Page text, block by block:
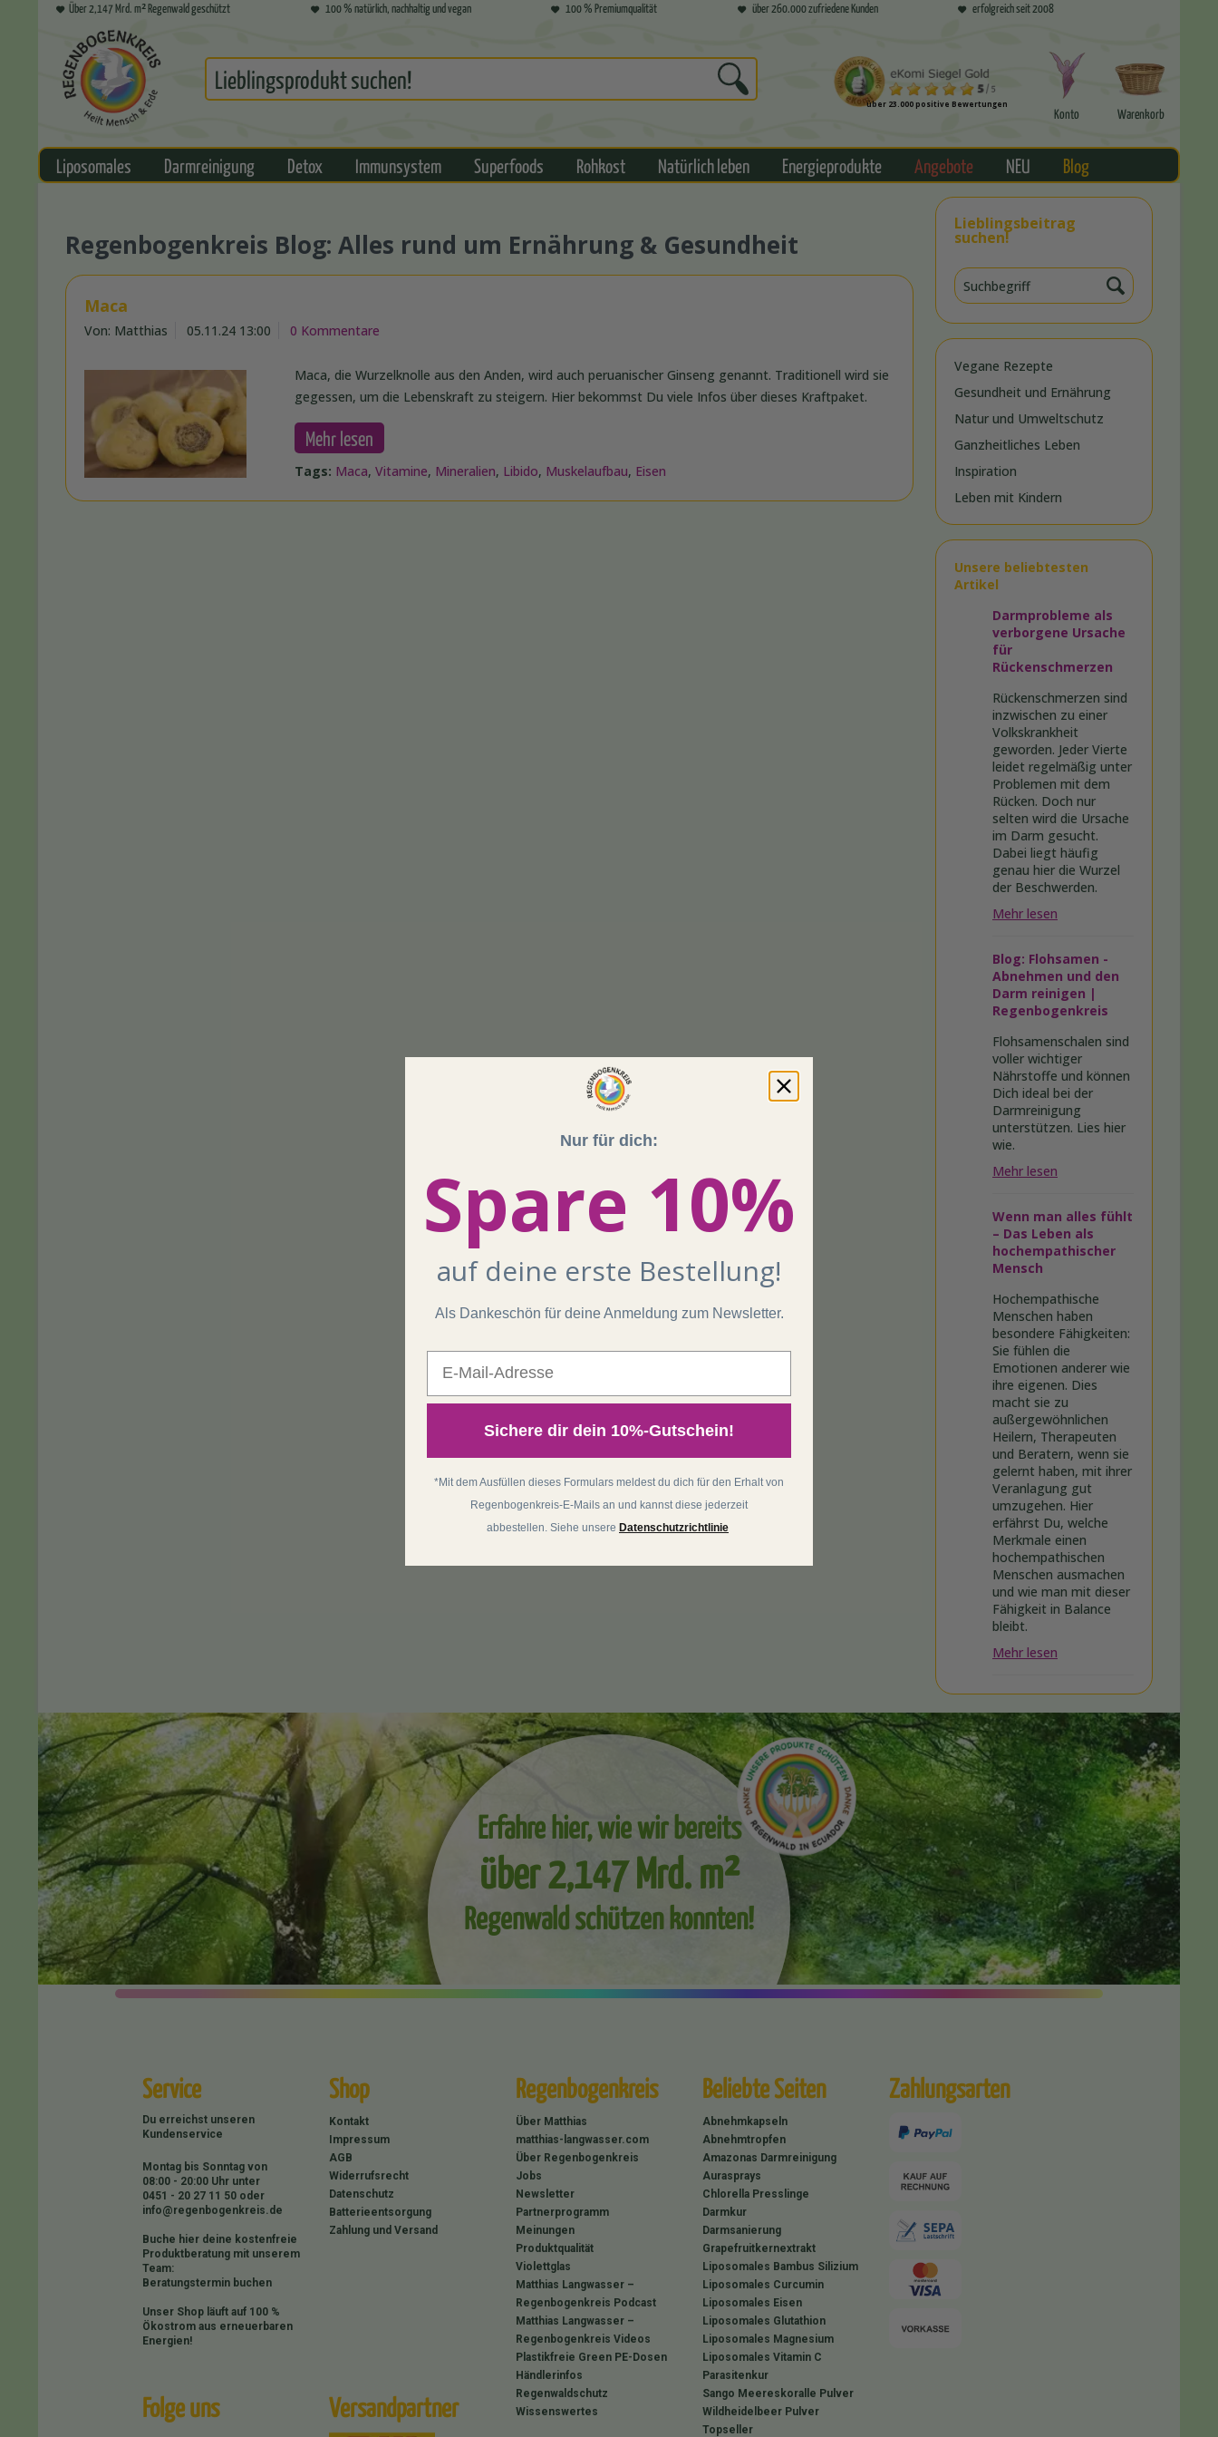
Über 2,147 Mrd. m² Regenwald geschützt 100 % natürlich, nachhaltig und vegan 100 % Premiumqualität über 260.000 zufriedene Kunden erfolgreich seit 2008
über 23.000 positive Bewertungen
Konto Warenkorb
Liposomales Darmreinigung Detox Immunsystem Superfoods Rohkost Natürlich leben Energieprodukte Angebote NEU Blog
Lieblingsbeitrag
suchen!
Vegane Rezepte
Gesundheit und Ernährung
Natur und Umweltschutz
Ganzheitliches Leben
Inspiration
Leben mit Kindern
Unsere beliebtesten
Artikel
Darmprobleme als
verborgene Ursache
für
Rückenschmerzen
Rückenschmerzen sind
inzwischen zu einer
Volkskrankheit
geworden. Jeder Vierte
leidet regelmäßig unter
Problemen mit dem
Rücken. Doch nur
selten wird die Ursache
im Darm gesucht.
Dabei liegt häufig
genau hier die Wurzel
der Beschwerden.
Mehr lesen
Blog: Flohsamen -
Abnehmen und den
Darm reinigen |
Regenbogenkreis
Flohsamenschalen sind
voller wichtiger
Nährstoffe und können
Dich ideal bei der
Darmreinigung
unterstützen. Lies hier
wie.
Mehr lesen
Wenn man alles fühlt
– Das Leben als
hochempathischer
Mensch
Hochempathische
Menschen haben
besondere Fähigkeiten:
Sie fühlen die
Emotionen anderer wie
ihre eigenen. Dies
macht sie zu
außergewöhnlichen
Heilern, Therapeuten
und Beratern, wenn sie
gelernt haben, mit ihrer
Veranlagung gut
umzugehen. Hier
erfährst Du, welche
Merkmale einen
hochempathischen
Menschen ausmachen
und wie man mit dieser
Fähigkeit in Balance
bleibt.
Mehr lesen
Regenbogenkreis Blog: Alles rund um Ernährung & Gesundheit
Maca
Von: Matthias 05.11.24 13:00 0 Kommentare
Maca, die Wurzelknolle aus den Anden, wird auch peruanischer Ginseng genannt. Traditionell wird sie
gegessen, um die Lebenskraft zu steigern. Hier bekommst Du viele Infos über dieses Kraftpaket.
Mehr lesen
Tags: Maca,Vitamine, Mineralien, Libido, Muskelaufbau, Eisen
Erfahre hier, wie wir bereits
über 2,147 Mrd. m²
Regenwald schützen konnten!
Service
Du erreichst unseren
Kundenservice
Montag bis Sonntag von
08:00 - 20:00 Uhr unter
0451 - 20 27 11 50 oder
info@regenbogenkreis.de
Buche hier deine kostenfreie
Produktberatung mit unserem
Team:
Beratungstermin buchen
Unser Shop läuft auf 100 %
Ökostrom aus erneuerbaren
Energien!
Shop
Kontakt
Impressum
AGB
Widerrufsrecht
Datenschutz
Batterieentsorgung
Zahlung und Versand
Regenbogenkreis
Über Matthias
matthias-langwasser.com
Über Regenbogenkreis
Jobs
Newsletter
Partnerprogramm
Meinungen
Produktqualität
Violettglas
Matthias Langwasser –
Regenbogenkreis Podcast
Matthias Langwasser –
Regenbogenkreis Videos
Plastikfreie Green PE-Dosen
Händlerinfos
Regenwaldschutz
Wissenswertes
Beliebte Seiten
Abnehmkapseln
Abnehmtropfen
Amazonas Darmreinigung
Aurasprays
Chlorella Presslinge
Darmkur
Darmsanierung
Grapefruitkernextrakt
Liposomales Bambus Silizium
Liposomales Curcumin
Liposomales Eisen
Liposomales Glutathion
Liposomales Magnesium
Liposomales Vitamin C
Parasitenkur
Sango Meereskoralle Pulver
Wildheidelbeer Pulver
Topseller
Zahlungsarten
Folge uns Versandpartner
Nur für dich:
Spare 10%
auf deine erste Bestellung!
Als Dankeschön für deine Anmeldung zum Newsletter.
Sichere dir dein 10%-Gutschein!
*Mit dem Ausfüllen dieses Formulars meldest du dich für den Erhalt von
Regenbogenkreis-E-Mails an und kannst diese jederzeit
abbestellen. Siehe unsere Datenschutzrichtlinie